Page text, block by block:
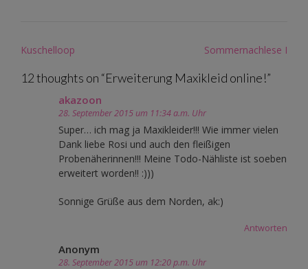
Post
Kuschelloop Sommernachlese I
12 thoughts on “Erweiterung Maxikleid online!”
akazoon
28. September 2015 um 11:34 a.m. Uhr
Super… ich mag ja Maxikleider!!! Wie immer vielen
Dank liebe Rosi und auch den fleißigen
Probenäherinnen!!! Meine Todo-Nähliste ist soeben
erweitert worden!! :)))
Sonnige Grüße aus dem Norden, ak:)
Antworten
Anonym
28. September 2015 um 12:20 p.m. Uhr